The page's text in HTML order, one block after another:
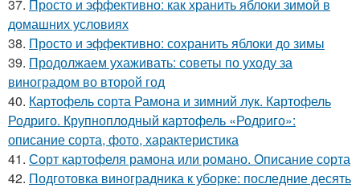
37. Просто и эффективно: как хранить яблоки зимой в
домашних условиях
38. Просто и эффективно: сохранить яблоки до зимы
39. Продолжаем ухаживать: советы по уходу за
виноградом во второй год
40. Картофель сорта Рамона и зимний лук. Картофель
Родриго. Крупноплодный картофель «Родриго»:
описание сорта, фото, характеристика
41. Сорт картофеля рамона или романо. Описание сорта
42. Подготовка виноградника к уборке: последние десять